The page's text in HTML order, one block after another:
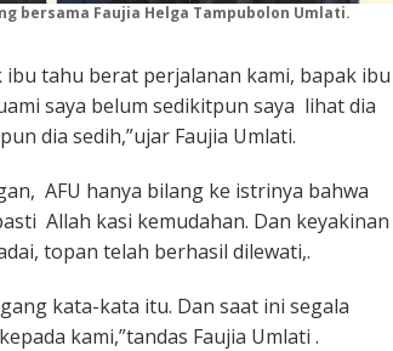
bersama Faujia Helga Tampubolon Umlati.
ibu tahu berat perjalanan kami, bapak ibu
saya belum sedikitpun saya lihat dia
dia sedih,”ujar Faujia Umlati.
AFU hanya bilang ke istrinya bahwa
Allah kasi kemudahan. Dan keyakinan
topan telah berhasil dilewati,.
kata-kata itu. Dan saat ini segala
kami,”tandas Faujia Umlati .